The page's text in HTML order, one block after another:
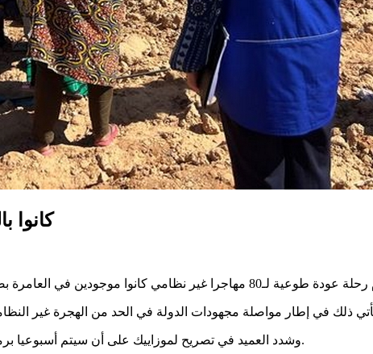
كانوا
وشدد العميد في تصريح لموزاييك على أن سيتم أسبوعيا برمجة رحلة طوعية لمهاجرين غير نظامين من تونس الى بلدانهم الاصلية.